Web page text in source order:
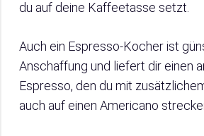
du auf deine Kaffeetasse setzt.
Auch ein Espresso-Kocher ist
Anschaffung und liefert dir einen
Espresso, den du mit
auch auf einen Americano